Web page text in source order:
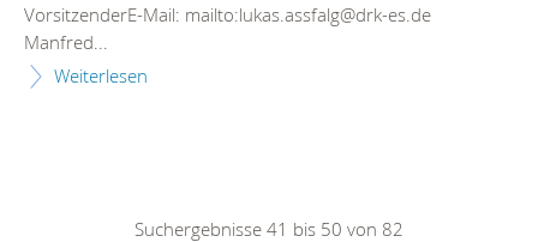
VorsitzenderE-Mail: mailto:lukas.assfalg@drk-es.de
Manfred...
Weiterlesen
Suchergebnisse 41 bis 50 von 82